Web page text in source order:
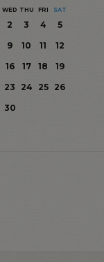
WED THU FRI SAT
2 3 4
5
9 10 11
12
16 17 18
19
23 24 25
26
30